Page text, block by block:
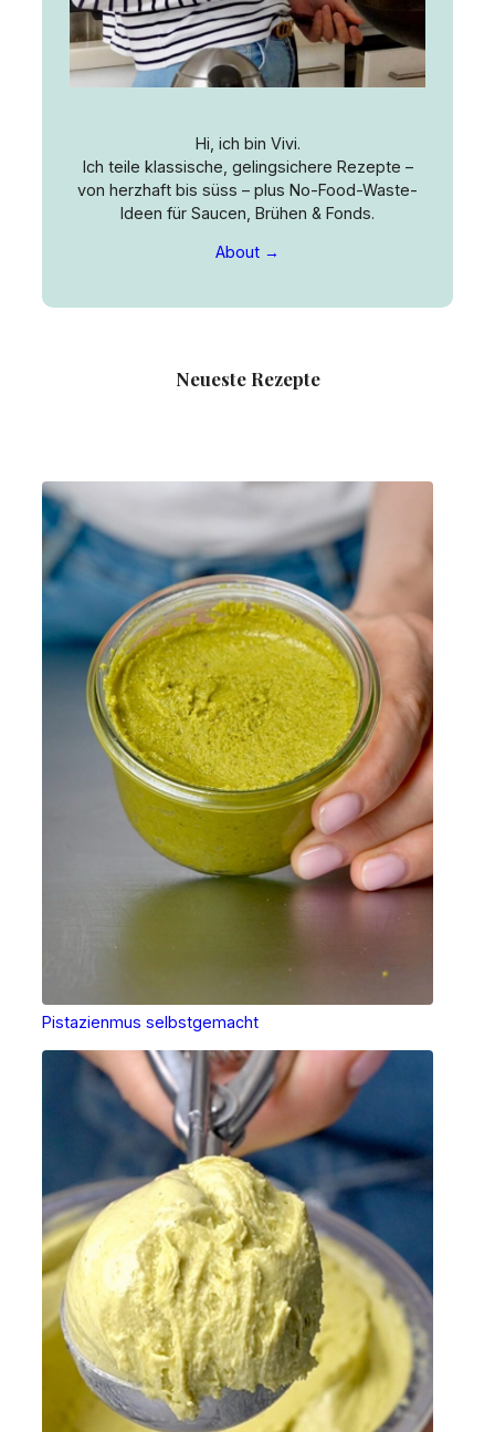
Hi, ich bin Vivi.
Ich teile klassische, gelingsichere Rezepte –
von herzhaft bis süss – plus No-Food-Waste-
Ideen für Saucen, Brühen & Fonds.
About →
Neueste Rezepte
Pistazienmus selbstgemacht